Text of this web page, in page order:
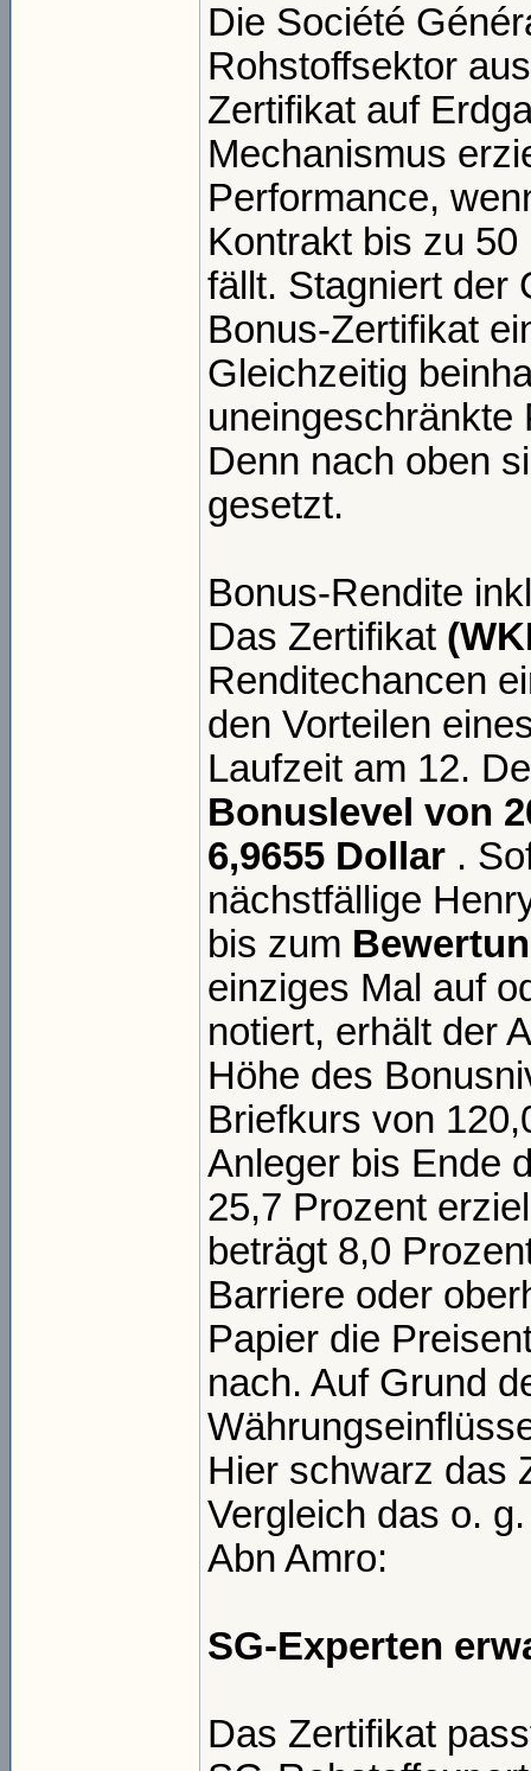
Die Société
Rohstoffsektor
Zertifikat auf
Mechanismus
Performance,
Kontrakt bis zu
fällt. Stagniert der
Bonus-Zertifikat
Gleichzeitig
uneingeschränkte
Denn nach oben
gesetzt.
Bonus-Rendite
Das Zertifikat
Renditechancen
den Vorteilen
Laufzeit am 12.
Bonuslevel von
6,9655 Dollar .
nächstfällige
bis zum
einziges Mal auf
notiert, erhält der
Höhe des
Briefkurs von
Anleger bis Ende
25,7 Prozent
beträgt 8,0
Barriere oder
Papier die
nach. Auf Grund
Hier schwarz das
Vergleich das o.
Abn Amro:
SG-Experten
Das Zertifikat